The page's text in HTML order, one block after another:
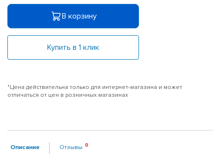
В корзину
Купить в 1 клик
*Цена действительна только для интернет-магазина и может
отличаться от цен в розничных магазинах
Описание Отзывы